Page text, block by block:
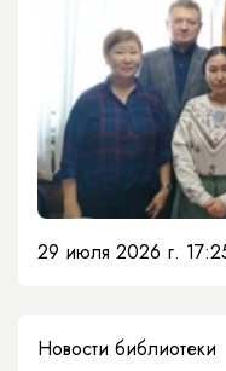
29 июля 2026 г.
Новости библиотеки